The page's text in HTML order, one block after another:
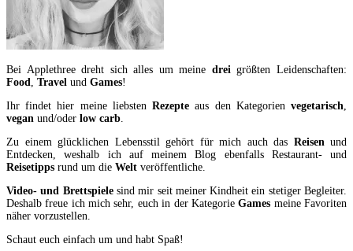
Bei Applethree dreht sich alles um meine drei größten Leidenschaften:
Food Travel und Games!
Ihr findet hier meine liebstenRezepte aus den Kategorienvegetarisch
vegan und/oder low carb
Zu einem glücklichen Lebensstil gehört für mich auch das Reisen und
Entdecken, weshalb ich auf meinem Blog ebenfalls Restaurant- und
Reisetipps rund um die Welt veröffentliche.
Video- und Brettspielesind mir seit meiner Kindheit ein stetiger Begleiter.
Deshalb freue ich mich sehr, euch in der KategorieGames meine Favoriten
näher vorzustellen.
Schaut euch einfach um und habt Spaß!